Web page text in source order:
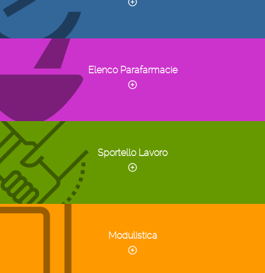
Elenco Parafarmacie
Sportello Lavoro
Modulistica